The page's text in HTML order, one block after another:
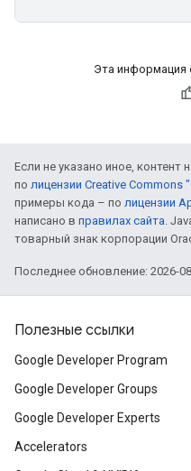
Эта информация
Если не указано иное, контент
по лицензии Creative Commons
примеры кода – по лицензии
написано в правилах сайта.
товарный знак корпорации
Последнее обновление: 2026-
Полезные ссылки
Google Developer Program
Google Developer Groups
Google Developer Experts
Accelerators